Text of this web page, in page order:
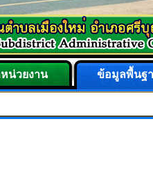
น่วยงาน ข้อมูลพื้นฐ